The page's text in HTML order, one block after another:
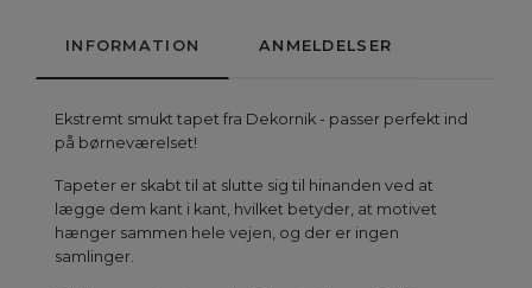
INFORMATION ANMELDELSER
Ekstremt smukt tapet fra Dekornik - passer perfekt ind
på børneværelset!
Tapeter er skabt til at slutte sig til hinanden ved at
lægge dem kant i kant, hvilket betyder, at motivet
hænger sammen hele vejen, og der er ingen
samlinger.